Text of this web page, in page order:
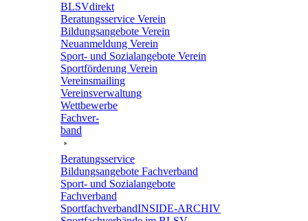
BLSVdi­rekt
Bera­tungs­ser­vice Verein
Bildungs­an­ge­bote Verein
Neuan­mel­dung Verein
Sport- und Sozi­al­an­ge­bote Verein
Sport­för­de­rung Verein
Vereins­mai­ling
Vereins­ver­wal­tung
Wett­be­werbe
Fach­ver­
band
Bera­tungs­ser­vice
Bildungs­an­ge­bote Fachverband
Sport- und Sozi­al­an­ge­bote
Fachverband
Sport­fach­ver­ban­d­IN­SIDE-ARCHIV